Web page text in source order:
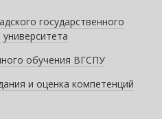
государственного
обучения ВГСПУ
и оценка компетенций